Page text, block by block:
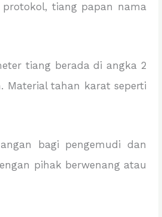
tiang papan nama
tiang berada di angka 2
Material tahan karat seperti
bagi pengemudi dan
pihak berwenang atau